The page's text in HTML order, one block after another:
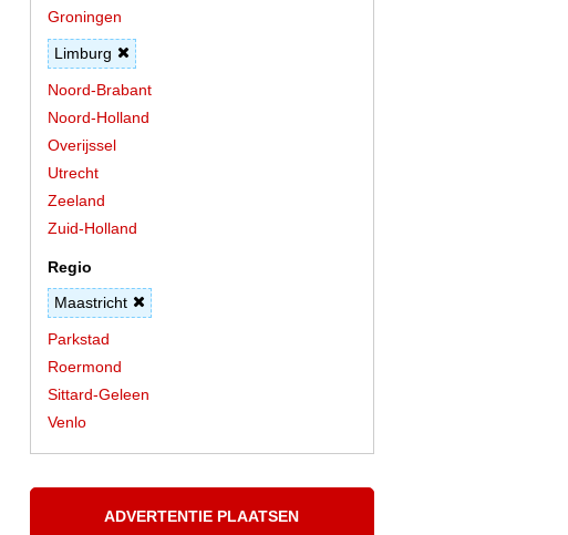
Groningen
Limburg
Noord-Brabant
Noord-Holland
Overijssel
Utrecht
Zeeland
Zuid-Holland
Regio
Maastricht
Parkstad
Roermond
Sittard-Geleen
Venlo
ADVERTENTIE PLAATSEN